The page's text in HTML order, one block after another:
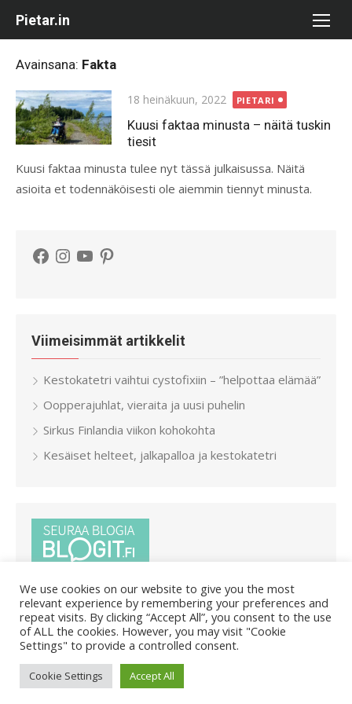
Pietar.in
Avainsana: Fakta
Posted
on
18 heinäkuun, 2022 PIETARI
Kuusi faktaa minusta – näitä tuskin
tiesit
Kuusi faktaa minusta tulee nyt tässä julkaisussa. Näitä
asioita et todennäköisesti ole aiemmin tiennyt minusta.
Facebook
Instagram
YouTubePinterest
Viimeisimmät artikkelit
Kestokatetri vaihtui cystofixiin – ”helpottaa elämää”
Oopperajuhlat, vieraita ja uusi puhelin
Sirkus Finlandia viikon kohokohta
Kesäiset helteet, jalkapalloa ja kestokatetri
© 2026 Pietar.in/ Powered by WordPress
Lab
We use cookies on our website to give you the most
relevant experience by remembering your preferences and
repeat visits. By clicking “Accept All”, you consent to the use
of ALL the cookies. However, you may visit "Cookie
Settings" to provide a controlled consent.
Cookie Settings Accept All